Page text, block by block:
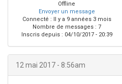
Offline
Envoyer un message
Connecté : Il y a 9 années 3 mois
Nombre de messages : 7
Inscris depuis : 04/10/2017 - 20:39
12 mai 2017 - 8:56am